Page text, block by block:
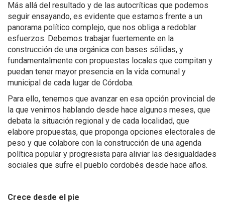
Más allá del resultado y de las autocríticas que podemos
seguir ensayando, es evidente que estamos frente a un
panorama político complejo, que nos obliga a redoblar
esfuerzos. Debemos trabajar fuertemente en la
construcción de una orgánica con bases sólidas, y
fundamentalmente con propuestas locales que compitan y
puedan tener mayor presencia en la vida comunal y
municipal de cada lugar de Córdoba.
Para ello, tenemos que avanzar en esa opción provincial de
la que venimos hablando desde hace algunos meses, que
debata la situación regional y de cada localidad, que
elabore propuestas, que proponga opciones electorales de
peso y que colabore con la construcción de una agenda
política popular y progresista para aliviar las desigualdades
sociales que sufre el pueblo cordobés desde hace años.
Crece desde el pie